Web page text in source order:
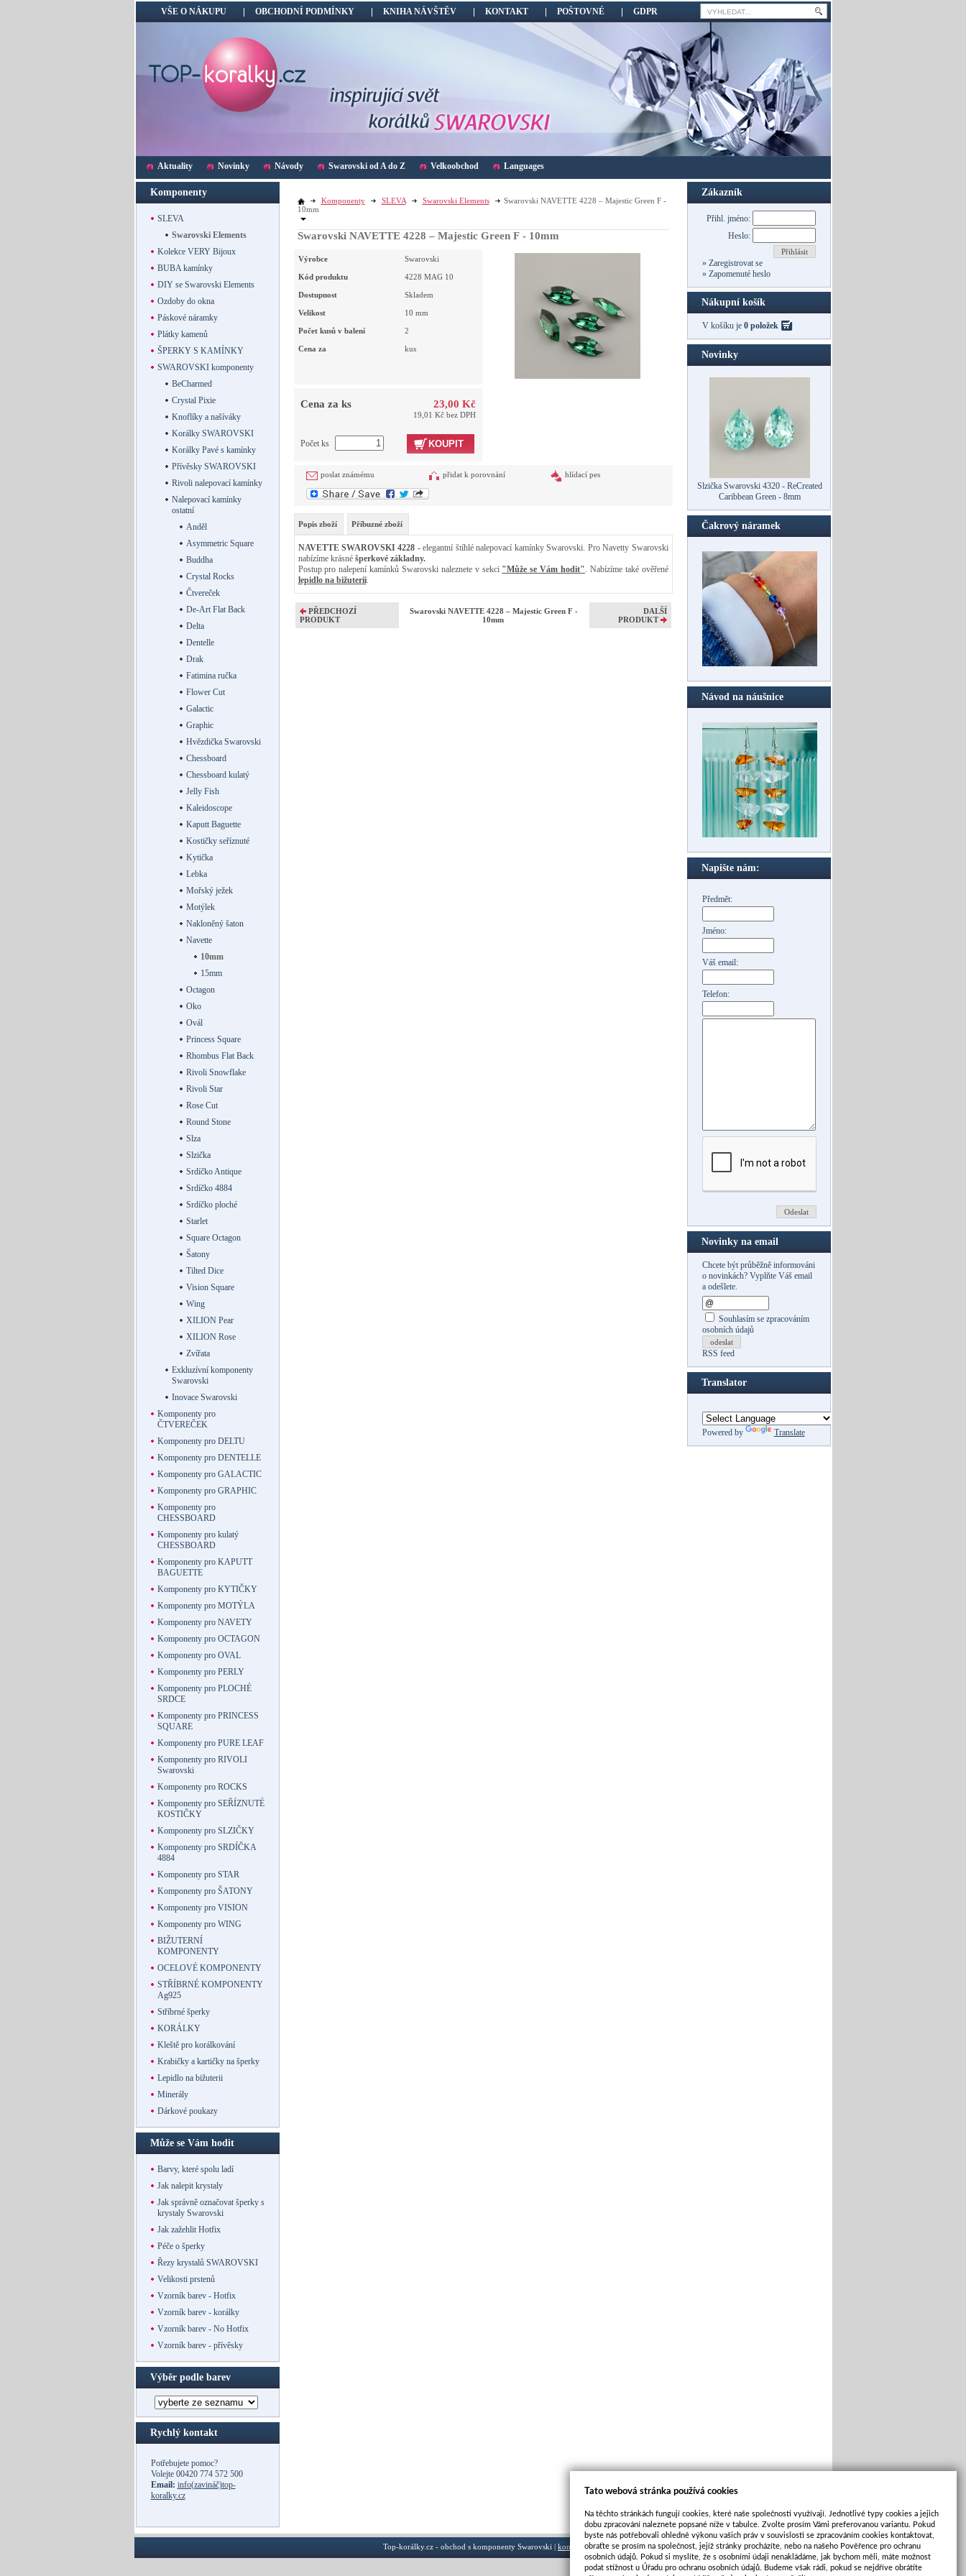
VŠE O NÁKUPU OBCHODNÍ PODMÍNKY KNIHA NÁVŠTĚV KONTAKT POŠTOVNÉ GDPR
Aktuality Novinky Návody Swarovski od A do Z Velkoobchod Languages
Komponenty
SLEVA
Swarovski Elements
Kolekce VERY Bijoux
BUBA kamínky
DIY se Swarovski Elements
Ozdoby do okna
Páskové náramky
Plátky kamenů
ŠPERKY S KAMÍNKY
SWAROVSKI komponenty
BeCharmed
Crystal Pixie
Knoflíky a našíváky
Korálky SWAROVSKI
Korálky Pavé s kamínky
Přívěsky SWAROVSKI
Rivoli nalepovací kamínky
Nalepovací kamínky
ostatní
Anděl
Asymmetric Square
Buddha
Crystal Rocks
Čtvereček
De-Art Flat Back
Delta
Dentelle
Drak
Fatimina ručka
Flower Cut
Galactic
Graphic
Hvězdička Swarovski
Chessboard
Chessboard kulatý
Jelly Fish
Kaleidoscope
Kaputt Baguette
Kostičky seříznuté
Kytička
Lebka
Mořský ježek
Motýlek
Nakloněný šaton
Navette
10mm
15mm
Octagon
Oko
Ovál
Princess Square
Rhombus Flat Back
Rivoli Snowflake
Rivoli Star
Rose Cut
Round Stone
Slza
Slzička
Srdíčko Antique
Srdíčko 4884
Srdíčko ploché
Starlet
Square Octagon
Šatony
Tilted Dice
Vision Square
Wing
XILION Pear
XILION Rose
Zvířata
Exkluzívní komponenty
Swarovski
Inovace Swarovski
Komponenty pro
ČTVEREČEK
Komponenty pro DELTU
Komponenty pro DENTELLE
Komponenty pro GALACTIC
Komponenty pro GRAPHIC
Komponenty pro
CHESSBOARD
Komponenty pro kulatý
CHESSBOARD
Komponenty pro KAPUTT
BAGUETTE
Komponenty pro KYTIČKY
Komponenty pro MOTÝLA
Komponenty pro NAVETY
Komponenty pro OCTAGON
Komponenty pro OVAL
Komponenty pro PERLY
Komponenty pro PLOCHÉ
SRDCE
Komponenty pro PRINCESS
SQUARE
Komponenty pro PURE LEAF
Komponenty pro RIVOLI
Swarovski
Komponenty pro ROCKS
Komponenty pro SEŘÍZNUTÉ
KOSTIČKY
Komponenty pro SLZIČKY
Komponenty pro SRDÍČKA
4884
Komponenty pro STAR
Komponenty pro ŠATONY
Komponenty pro VISION
Komponenty pro WING
BIŽUTERNÍ
KOMPONENTY
OCELOVÉ KOMPONENTY
STŘÍBRNÉ KOMPONENTY
Ag925
Stříbrné šperky
KORÁLKY
Kleště pro korálkování
Krabičky a kartičky na šperky
Lepidlo na bižuterii
Minerály
Dárkové poukazy
Může se Vám hodit
Barvy, které spolu ladí
Jak nalepit krystaly
Jak správně označovat šperky s
krystaly Swarovski
Jak zažehlit Hotfix
Péče o šperky
Řezy krystalů SWAROVSKI
Velikosti prstenů
Vzorník barev - Hotfix
Vzorník barev - korálky
Vzorník barev - No Hotfix
Vzorník barev - přívěsky
Výběr podle barev
Rychlý kontakt
Potřebujete pomoc?
Volejte 00420 774 572 500
Email: info(zavináč)top-
koralky.cz
Komponenty SLEVA Swarovski Elements
Swarovski NAVETTE 4228 – Majestic Green F -
10mm
Swarovski NAVETTE 4228 – Majestic Green F - 10mm
Výrobce Swarovski
Kód produktu 4228 MAG 10
Dostupnost Skladem
Velikost 10 mm
Počet kusů v balení 2
Cena za kus
Cena za ks 23,00 Kč
19,01 Kč bez DPH
Počet ks KOUPIT
poslat známému přidat k porovnání hlídací pes
Popis zboží Příbuzné zboží
NAVETTE SWAROVSKI 4228 -elegantní štíhlé nalepovací kamínky Swarovski. Pro Navetty Swarovski
nabízíme krásné šperkové základny.
Postup pro nalepení kamínků Swarovski naleznete v sekci "Může se Vám hodit". Nabízíme také ověřené
lepidlo na bižuterii.
PŘEDCHOZÍ
PRODUKT
Swarovski NAVETTE 4228 – Majestic Green F -
10mm
DALŠÍ
PRODUKT
Zákazník
Přihl. jméno:
Heslo:
Přihlásit
»Zaregistrovat se
»Zapomenuté heslo
Nákupní košík
V košíku je 0 položek
Novinky
Slzička Swarovski 4320 - ReCreated
Caribbean Green - 8mm
Slzička Swarovski 4320 - ReCreated
Caribbean Green - 10mm
Čakrový náramek
Návod na náušnice
Napište nám:
Předmět:
Jméno:
Váš email:
Telefon:
Novinky na email
Chcete být průběžně informováni
o novinkách? Vyplňte Váš email
a odešlete.
Souhlasím se zpracováním
osobních údajů
odeslat
RSS feed
Translator
Powered by Translate
Top-korálky.cz - obchod s komponenty Swarovski | kontakt
Tato webová stránka používá cookies
Na těchto stránkách fungují cookies, které naše společnosti využívají. Jednotlivé typy cookies a jejich
dobu zpracování naleznete popsané níže v tabulce. Zvolte prosím Vámi preferovanou variantu. Pokud
byste nás potřebovali ohledně výkonu vašich práv v souvislosti se zpracováním cookies kontaktovat,
obraťte se prosím na společnost, jejíž stránky procházíte, nebo na našeho Pověřence pro ochranu
osobních údajů. Pokud si myslíte, že s osobními údaji nenakládáme, jak bychom měli, máte možnost
podat stížnost u Úřadu pro ochranu osobních údajů. Budeme však rádi, pokud se nejdříve obrátíte